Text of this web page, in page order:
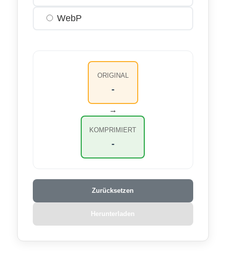
WebP
ORIGINAL
-
→
KOMPRIMIERT
-
Zurücksetzen
Herunterladen